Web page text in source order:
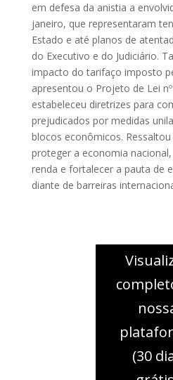
em defesa da anistia a
janeiro, que representaram
Estado e até planos de
do Executivo e do Judiciário.
impacto do tarifaço imposto
apresentou o Projeto de Lei
estabeleceu diretrizes para
prejudicados por medidas
blocos econômicos.
proteger a economia
renda e fortalecer a pauta de
diante de barreiras
(30